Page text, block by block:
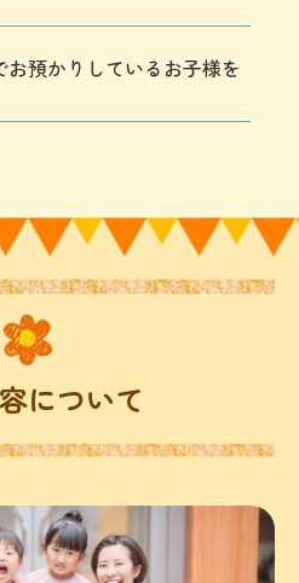
預かりしているお子様を
について